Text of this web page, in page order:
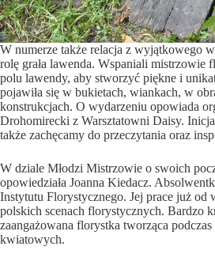
W numerze także relacja z wyjątkowego
rolę grała lawenda. Wspaniali mistrzowie
polu lawendy, aby stworzyć piękne i
pojawiła się w bukietach, wiankach, w
konstrukcjach. O wydarzeniu opowiada
Drohomirecki z Warsztatowni Daisy.
także zachęcamy do przeczytania oraz
W dziale Młodzi Mistrzowie o swoich
opowiedziała Joanna Kiedacz.
Instytutu Florystycznego. Jej prace już od
polskich scenach florystycznych. Bardzo
zaangażowana florystka tworząca
kwiatowych.